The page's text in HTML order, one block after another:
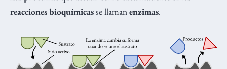
reacciones bioquímicasse llamanenzimas.